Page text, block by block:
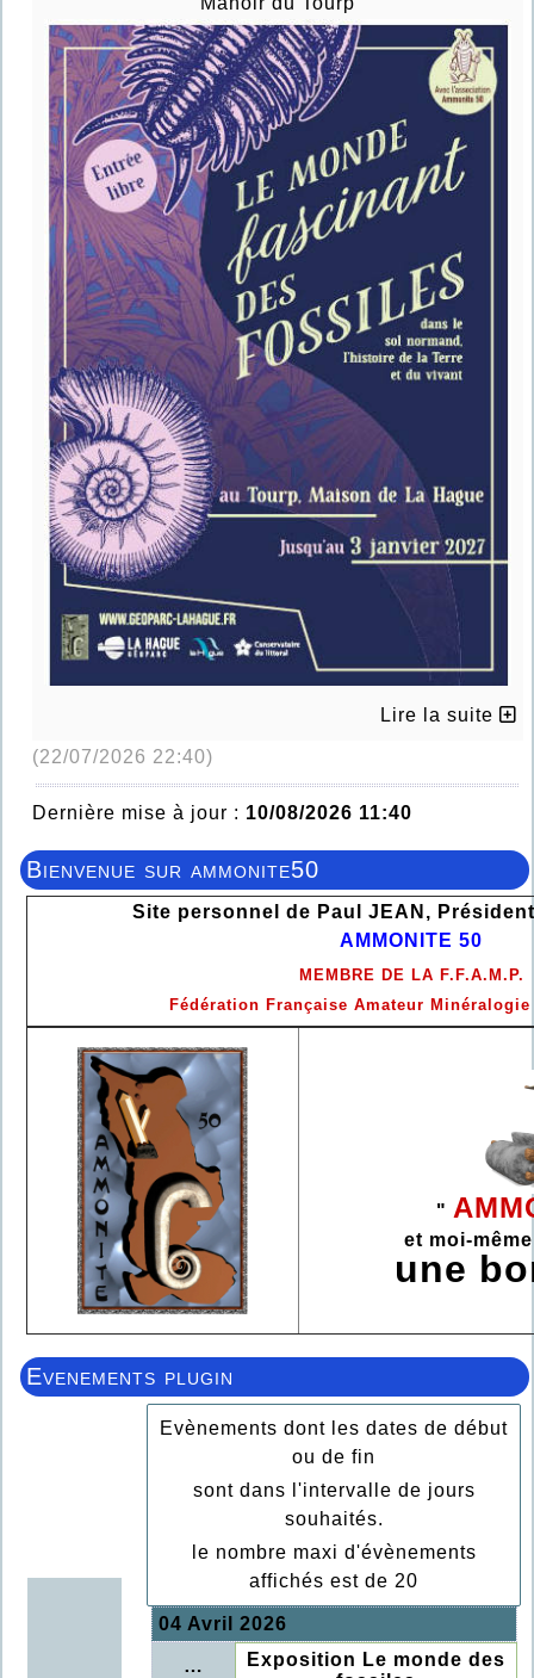
Lire la suite
(22/07/2026 22:40)
Dernière mise à jour : 10/08/2026 11:40
Bienvenue sur ammonite50
Site personnel de Paul JEAN,
AMMONITE 50
MEMBRE DE LA F.F.A.M.P.
Fédération Française Amateur
"
et moi-
une
Evenements plugin
Evènements dont les dates de début
ou de fin
sont dans l'intervalle de jours
souhaités.
le nombre maxi d'évènements
affichés est de 20
04 Avril 2026
…
Exposition Le monde des